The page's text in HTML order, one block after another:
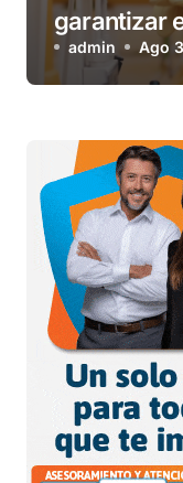
garantizar
una familia
admin Ago